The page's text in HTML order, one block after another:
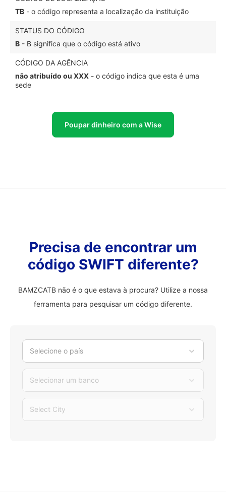
TB - o código representa a localização da instituição
STATUS DO CÓDIGO
B - B significa que o código está ativo
CÓDIGO DA AGÊNCIA
não atribuído ou XXX - o código indica que esta é uma
sede
Poupar dinheiro com a Wise
Precisa de encontrar um
código SWIFT diferente?
BAMZCATB não é o que estava à procura? Utilize a nossa
ferramenta para pesquisar um código diferente.
Selecione o país
Selecionar um banco
Select City